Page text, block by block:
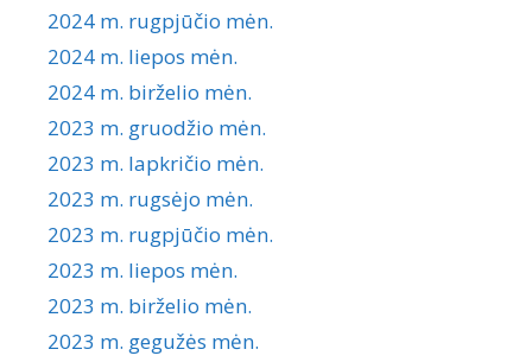
2024 m. rugpjūčio mėn.
2024 m. liepos mėn.
2024 m. birželio mėn.
2023 m. gruodžio mėn.
2023 m. lapkričio mėn.
2023 m. rugsėjo mėn.
2023 m. rugpjūčio mėn.
2023 m. liepos mėn.
2023 m. birželio mėn.
2023 m. gegužės mėn.